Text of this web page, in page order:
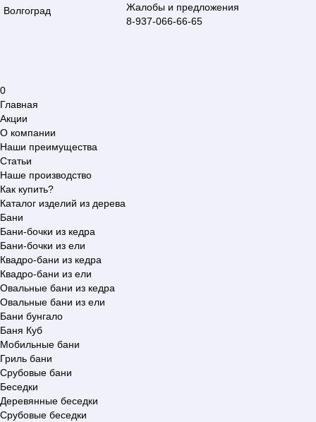
Волгоград
Жалобы и предложения
8-937-066-66-65
0
Главная
Акции
О компании
Наши преимущества
Статьи
Наше производство
Как купить?
Каталог изделий из дерева
Бани
Бани-бочки из кедра
Бани-бочки из ели
Квадро-бани из кедра
Квадро-бани из ели
Овальные бани из кедра
Овальные бани из ели
Бани бунгало
Баня Куб
Мобильные бани
Гриль бани
Срубовые бани
Беседки
Деревянные беседки
Срубовые беседки